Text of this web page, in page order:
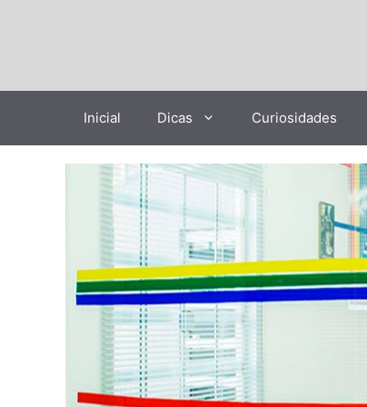
conteúdo
Inicial Dicas Curiosidades